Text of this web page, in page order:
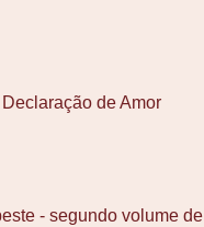
Declaração de Amor
- segundo volume